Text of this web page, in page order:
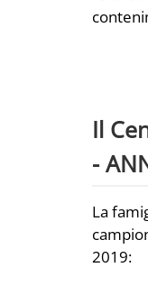
Il
-
La
2019: